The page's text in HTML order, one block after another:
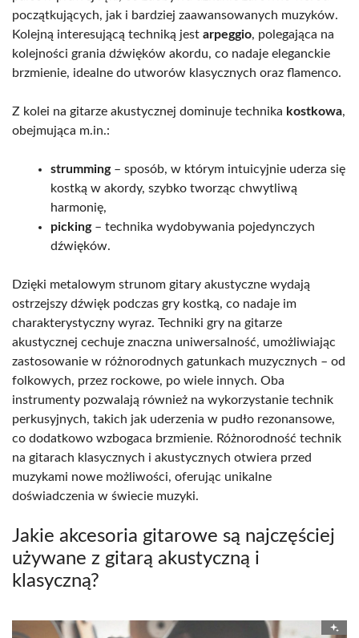
początkujących, jak i bardziej zaawansowanych muzyków.
Kolejną interesującą techniką jest arpeggio, polegająca na
kolejności grania dźwięków akordu, co nadaje eleganckie
brzmienie, idealne do utworów klasycznych oraz flamenco.
Z kolei na gitarze akustycznej dominuje technika kostkowa,
obejmująca m.in.:
strumming– sposób, w którym intuicyjnie uderza się
kostką w akordy, szybko tworząc chwytliwą
harmonię,
picking– technika wydobywania pojedynczych
dźwięków.
Dzięki metalowym strunom gitary akustyczne wydają
ostrzejszy dźwięk podczas gry kostką, co nadaje im
charakterystyczny wyraz. Techniki gry na gitarze
akustycznej cechuje znaczna uniwersalność, umożliwiając
zastosowanie w różnorodnych gatunkach muzycznych – od
folkowych, przez rockowe, po wiele innych. Oba
instrumenty pozwalają również na wykorzystanie technik
perkusyjnych, takich jak uderzenia w pudło rezonansowe,
co dodatkowo wzbogaca brzmienie. Różnorodność technik
na gitarach klasycznych i akustycznych otwiera przed
muzykami nowe możliwości, oferując unikalne
doświadczenia w świecie muzyki.
Jakie akcesoria gitarowe są najczęściej
używane z gitarą akustyczną i
klasyczną?